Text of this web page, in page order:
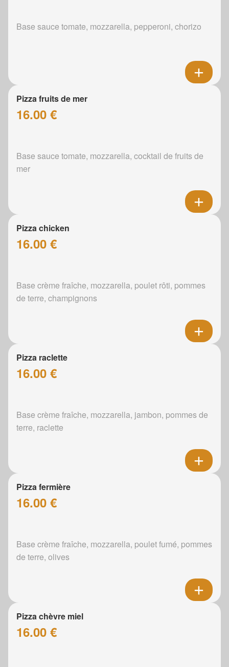
Base sauce tomate, mozzarella, pepperoni, chorizo
Pizza fruits de mer
16.00 €
Base sauce tomate, mozzarella, cocktail de fruits de
mer
Pizza chicken
16.00 €
Base crème fraîche, mozzarella, poulet rôti, pommes
de terre, champignons
Pizza raclette
16.00 €
Base crème fraîche, mozzarella, jambon, pommes de
terre, raclette
Pizza fermière
16.00 €
Base crème fraîche, mozzarella, poulet fumé, pommes
de terre, olives
Pizza chèvre miel
16.00 €